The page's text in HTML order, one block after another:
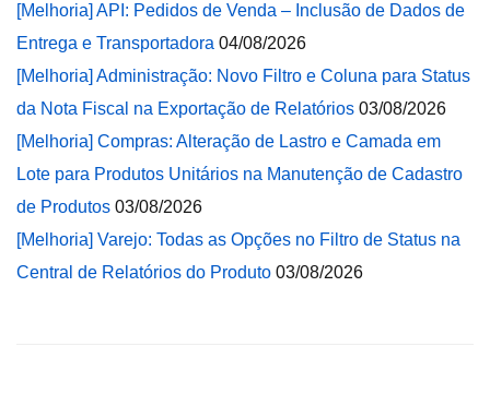
[Melhoria] API: Pedidos de Venda – Inclusão de Dados de
Entrega e Transportadora 04/08/2026
[Melhoria] Administração: Novo Filtro e Coluna para Status
da Nota Fiscal na Exportação de Relatórios 03/08/2026
[Melhoria] Compras: Alteração de Lastro e Camada em
Lote para Produtos Unitários na Manutenção de Cadastro
de Produtos 03/08/2026
[Melhoria] Varejo: Todas as Opções no Filtro de Status na
Central de Relatórios do Produto 03/08/2026